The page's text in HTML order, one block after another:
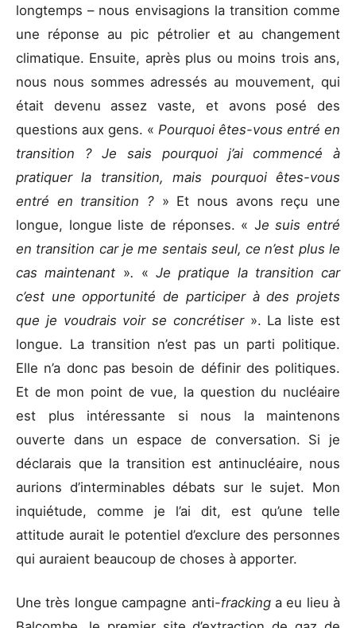
longtemps – nous envisagions la transition comme
une réponse au pic pétrolier et au changement
climatique. Ensuite, après plus ou moins trois ans,
nous nous sommes adressés au mouvement, qui
était devenu assez vaste, et avons posé des
questions aux gens. « Pourquoi êtes-vous entré en
transition ? Je sais pourquoi j’ai commencé à
pratiquer la transition, mais pourquoi êtes-vous
entré en transition ? » Et nous avons reçu une
longue, longue liste de réponses. « Je suis entré
en transition car je me sentais seul, ce n’est plus le
cas maintenant ». « Je pratique la transition car
c’est une opportunité de participer à des projets
que je voudrais voir se concrétiser ». La liste est
longue. La transition n’est pas un parti politique.
Elle n’a donc pas besoin de définir des politiques.
Et de mon point de vue, la question du nucléaire
est plus intéressante si nous la maintenons
ouverte dans un espace de conversation. Si je
déclarais que la transition est antinucléaire, nous
aurions d’interminables débats sur le sujet. Mon
inquiétude, comme je l’ai dit, est qu’une telle
attitude aurait le potentiel d’exclure des personnes
qui auraient beaucoup de choses à apporter.
Une très longue campagne anti-fracking a eu lieu à